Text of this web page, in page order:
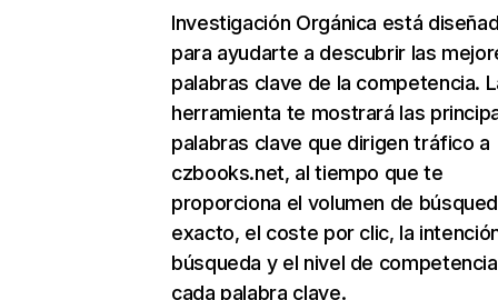
Investigación Orgánica está
para ayudarte a descubrir las
palabras clave de la competencia.
herramienta te mostrará las
palabras clave que dirigen tráfico a
czbooks.net, al tiempo que te
proporciona el volumen de
exacto, el coste por clic, la
búsqueda y el nivel de
cada palabra clave.